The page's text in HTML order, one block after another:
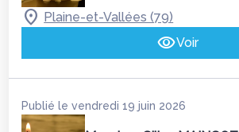
Plaine-et-Vallées (79)
Voir
Publié le vendredi 19 juin 2026